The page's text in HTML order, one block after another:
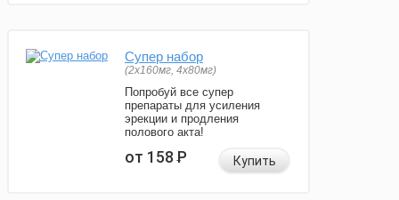
Супер набор
(2х160мг, 4х80мг)
Попробуй все супер
препараты для усиления
эрекции и продления
полового акта!
от 158Р Купить